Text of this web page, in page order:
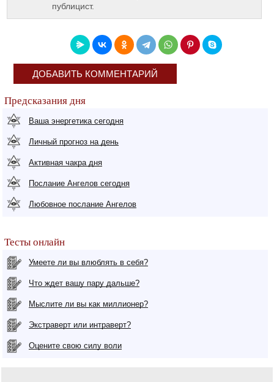
публицист.
ДОБАВИТЬ КОММЕНТАРИЙ
Предсказания дня
Ваша энергетика сегодня
Личный прогноз на день
Активная чакра дня
Послание Ангелов сегодня
Любовное послание Ангелов
Тесты онлайн
Умеете ли вы влюблять в себя?
Что ждет вашу пару дальше?
Мыслите ли вы как миллионер?
Экстраверт или интраверт?
Оцените свою силу воли